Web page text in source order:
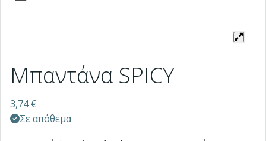
Μπαντάνα SPICY
3,74€
Σε απόθεμα